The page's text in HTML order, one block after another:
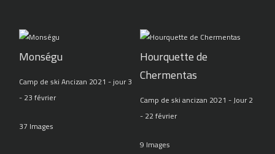
Monségu
Camp de ski Ancizan 2021 - jour 3
- 23 février
37 Images
Hourquette de
Chermentas
Camp de ski ancizan 2021 - Jour 2
- 22 février
9 Images